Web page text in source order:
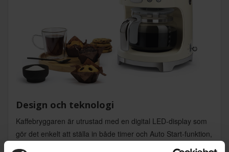
Design och teknologi
Kaffebryggaren är utrustad med en digital LED-display som
gör det enkelt att ställa in både timer och Auto Start-funktion,
så att du kan programmera bryggaren att starta automatiskt